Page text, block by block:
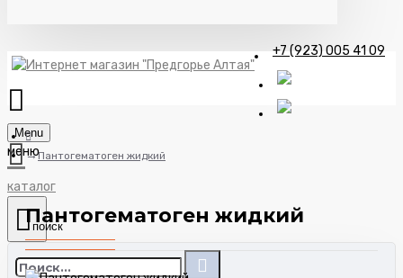
+7 (923) 005 41 09
Menu
Пантогематоген жидкий
Пантогематоген жидкий